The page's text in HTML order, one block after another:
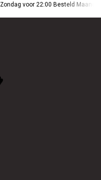
Zondag voor 22:00 Besteld